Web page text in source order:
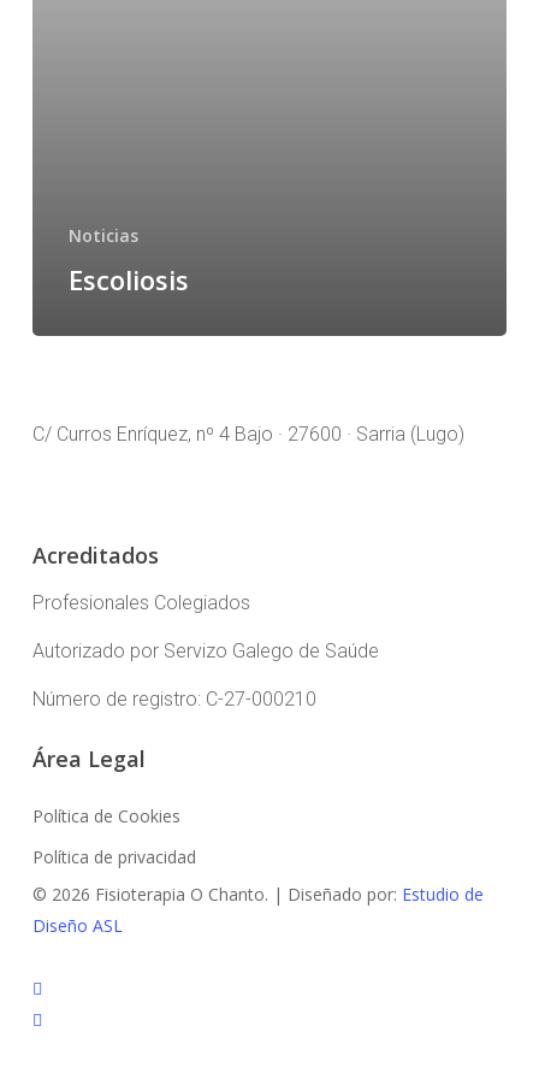
Noticias
Escoliosis
C/ Curros Enríquez, nº 4 Bajo · 27600 · Sarria (Lugo)
Acreditados
Profesionales Colegiados
Autorizado por Servizo Galego de Saúde
Número de registro: C-27-000210
Área Legal
Política de Cookies
Política de privacidad
© 2026 Fisioterapia O Chanto. | Diseñado por: Estudio de
Diseño ASL
facebook
instagram